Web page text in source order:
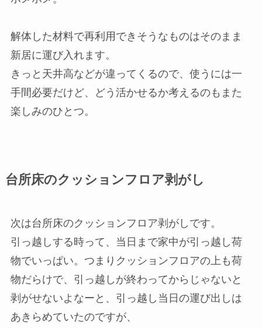
解体した材料で再利用できそうなものはそのまま
新居に運び入れます。
きっと天井高などが違ってくるので、使うには一
手間必要だけど、どう活かせるか考えるのもまた
楽しみのひとつ。
台所床のクッションフロア剥がし
次は台所床のクッションフロア剥がしです。
引っ越しする時って、当日まで家中が引っ越し荷
物でいっぱい。つまりクッションフロアの上も荷
物だらけで、引っ越しが終わってからじゃないと
剥がせないよなーと、引っ越し当日の運び出しは
あきらめていたのですが、